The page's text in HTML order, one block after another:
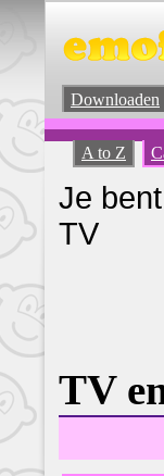
Downloaden
A to Z
Je
TV
TV